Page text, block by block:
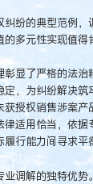
纷的典型范例
多元性实现值得
显了严格的法
，为纠纷解决
授权销售涉案
适用恰当，依
行能力间寻求
调解的独特优